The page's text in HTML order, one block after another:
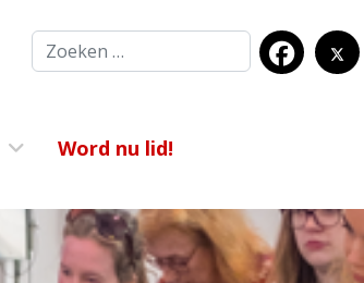
Zoeken
Word nu lid!